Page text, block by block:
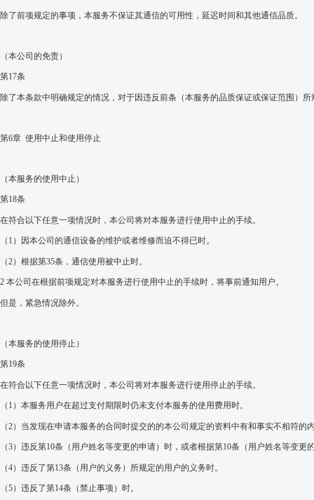
除了前项规定的事项，本服务不保证其通信的可用性，延迟时间和其他通信品质。
（本公司的免责）
第17条
除了本条款中明确规定的情况，对于因违反前条（本服务的品质保证或保证范围）所
第6章 使用中止和使用停止
（本服务的使用中止 ）
第18条
在符合以下任意一项情况时 ， 本公司将对本服务进行使用中止的手续。
（1） 因本公司的通信设备的维护或者维修而迫不得已时。
（2） 根据第35条，通信使用被中止时。
2 本公司在根据前项规定对本服务进行使用中止的手续时，将事前通知用户。
但是，紧急情况除外。
（本服务的使用停止 ）
第19条
在符合以下任意一项情况时 ， 本公司将对本服务进行使用停止的手续。
（1） 本服务用 户在超过支付期限时仍未支付本服务的使用费用时。
（2） 当发现在申请本服务的合同时提交的的本公司规定的资料中有和事实不相符的
（3） 违反第10条 （用 户姓名等变更的申请） 时，或者根据第10条 （用 户姓名等变更
（4） 违反了第13条（用户的义务）所规定的用户的义务时。
（5） 违反了第14条（禁止事项）时。